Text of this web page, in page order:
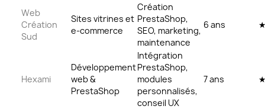
Web
Création
Sud
Sites vitrines et
e-commerce
Création
PrestaShop,
SEO, marketing,
maintenance
6 ans
Hexami
Développement
web &
PrestaShop
Intégration
PrestaShop,
modules
personnalisés,
conseil UX
7 ans